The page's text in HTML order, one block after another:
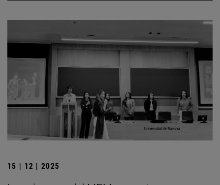
15 | 12 | 2025